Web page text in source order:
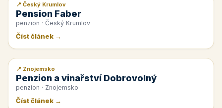
📰 PR článek
📍 Český Krumlov
Pension Faber
penzion · Český Krumlov
Číst článek →
📰 PR článek
📍 Znojemsko
Penzion a vinařství Dobrovolný
penzion · Znojemsko
Číst článek →